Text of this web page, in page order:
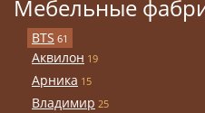
Мебельные
BTS 61
Аквилон 19
Арника 15
Владимир 25